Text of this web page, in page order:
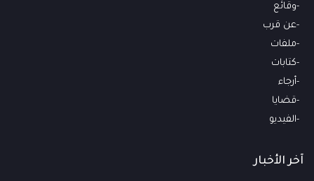
وقائع
عن قرب
ملفات
كتابات
أرجاء
قضايا
الفيديو
آخر الأخبار